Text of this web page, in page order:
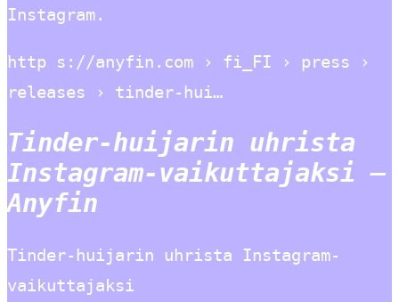
Instagram.
http s://anyfin.com › fi_FI › press ›
releases › tinder-hui…
Tinder-huijarin uhrista
Instagram-vaikuttajaksi –
Anyfin
Tinder-huijarin uhrista Instagram-
vaikuttajaksi